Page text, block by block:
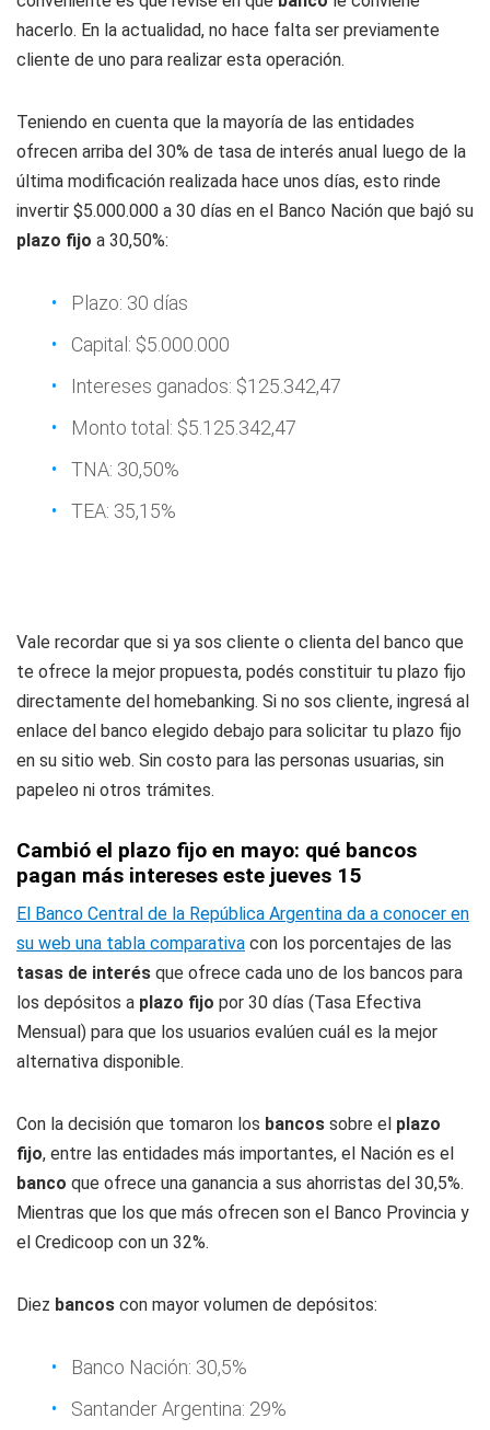
hacerlo. En la actualidad, no hace falta ser previamente
cliente de uno para realizar esta operación.
Teniendo en cuenta que la mayoría de las entidades
ofrecen arriba del 30% de tasa de interés anual luego de la
última modificación realizada hace unos días, esto rinde
invertir $5.000.000 a 30 días en el Banco Nación que bajó su
plazo fijo a 30,50%:
Plazo: 30 días
Capital: $5.000.000
Intereses ganados: $125.342,47
Monto total: $5.125.342,47
TNA: 30,50%
TEA: 35,15%
Vale recordar que si ya sos cliente o clienta del banco que
te ofrece la mejor propuesta, podés constituir tu plazo fijo
directamente del homebanking. Si no sos cliente, ingresá al
enlace del banco elegido debajo para solicitar tu plazo fijo
en su sitio web. Sin costo para las personas usuarias, sin
papeleo ni otros trámites.
Cambió el plazo fijo en mayo: qué bancos
pagan más intereses este jueves 15
El Banco Central de la República Argentina da a conocer en
su web una tabla comparativa con los porcentajes de las
tasas de interés que ofrece cada uno de los bancos para
los depósitos a plazo fijo por 30 días (Tasa Efectiva
Mensual) para que los usuarios evalúen cuál es la mejor
alternativa disponible.
Con la decisión que tomaron los bancos sobre el plazo
fijo, entre las entidades más importantes, el Nación es el
banco que ofrece una ganancia a sus ahorristas del 30,5%.
Mientras que los que más ofrecen son el Banco Provincia y
el Credicoop con un 32%.
Diez bancos con mayor volumen de depósitos:
Banco Nación: 30,5%
Santander Argentina: 29%